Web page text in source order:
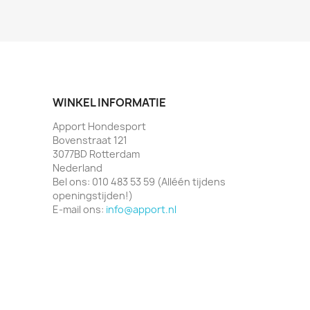
WINKEL INFORMATIE
Apport Hondesport
Bovenstraat 121
3077BD Rotterdam
Nederland
Bel ons: 010 483 53 59 (Alléén tijdens
openingstijden!)
E-mail ons: info@apport.nl